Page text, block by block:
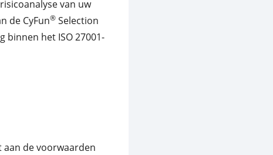
van uw
de CyFun®Selection
binnen het ISO 27001-
de voorwaarden